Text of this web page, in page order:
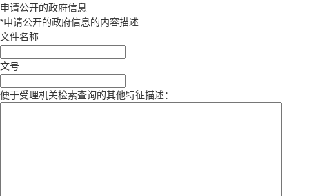
申请公开的政府信息
*申请公开的政府信息的内容描述
文件名称
文号
便于受理机关检索查询的其他特征描述：